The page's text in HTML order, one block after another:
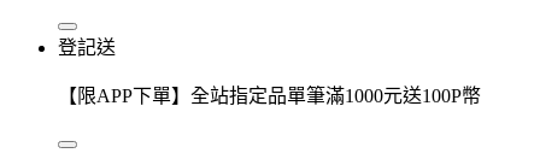
登記送
【限APP下單】全站指定品單筆滿1000元送100P幣